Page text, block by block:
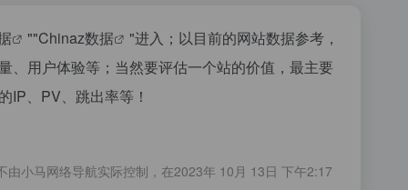
""Chinaz数据
"进入；以目前的网站数据参考，
、用户体验等；当然要评估一个站的价值，最主要
IP、PV、跳出率等！
小马网络导航实际控制，在2023年 10月 13日 下午2:17